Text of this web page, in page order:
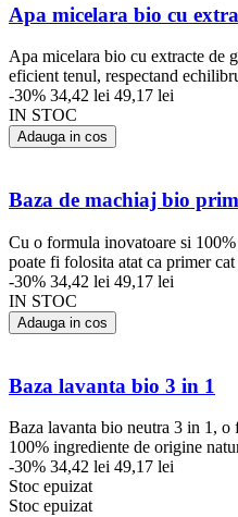
Apa micelara bio cu
Apa micelara bio cu extracte de
eficient tenul, respectand
-30% 34,42 lei 49,17 lei
IN STOC
Adauga in cos
Baza de machiaj bio
Cu o formula inovatoare si
poate fi folosita atat ca primer cat
-30% 34,42 lei 49,17 lei
IN STOC
Adauga in cos
Baza lavanta bio 3 in 1
Baza lavanta bio neutra 3 in 1,
100% ingrediente de origine
-30% 34,42 lei 49,17 lei
Stoc epuizat
Stoc epuizat